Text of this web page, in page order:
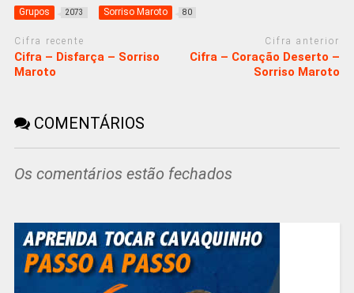
Grupos 2073 Sorriso Maroto 80
Cifra recente
Cifra – Disfarça – Sorriso
Maroto
Cifra anterior
Cifra – Coração Deserto –
Sorriso Maroto
COMENTÁRIOS
Os comentários estão fechados